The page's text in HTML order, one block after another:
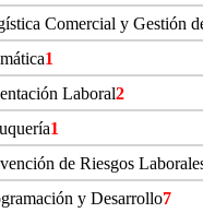
Comercial y Gestión
1
Laboral2
1
de Riesgos
y Desarrollo7